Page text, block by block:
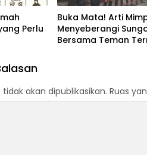
Buka Mata! Arti
Menyeberangi
Bersama Teman
akan dipublikasikan. Ruas